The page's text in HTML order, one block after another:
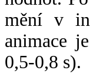
mění v
animace
0,5-0,8 s).